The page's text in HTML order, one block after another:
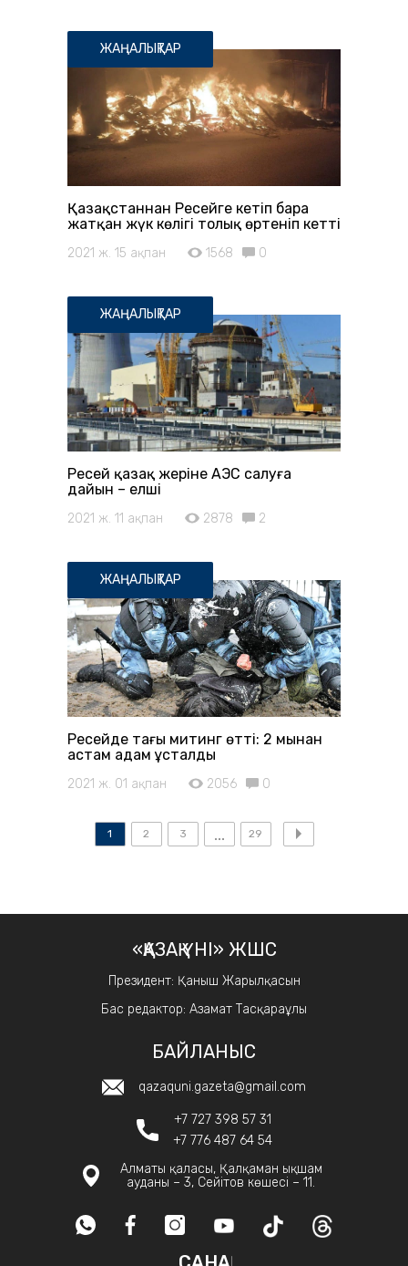
ЖАҢАЛЫҚТАР
Қазақстаннан Ресейге кетіп бара
жатқан жүк көлігі толық өртеніп кетті
2021 ж. 15 ақпан 1568 0
ЖАҢАЛЫҚТАР
Ресей қазақ жеріне АЭС салуға
дайын – елші
2021 ж. 11 ақпан 2878 2
ЖАҢАЛЫҚТАР
Ресейде тағы митинг өтті: 2 мыңнан
астам адам ұсталды
2021 ж. 01 ақпан 2056 0
1 2 3 29
«ҚАЗАҚ ҮНІ» ЖШС
Президент: Қаныш Жарылқасын
Бас редактор: Азамат Тасқараұлы
БАЙЛАНЫС
qazaquni.gazeta@gmail.com
+7 727 398 57 31
+7 776 487 64 54
Алматы қаласы, Қалқаман ықшам
ауданы – 3, Сейітов көшесі – 11.